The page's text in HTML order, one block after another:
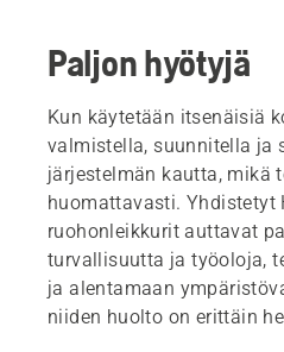
Paljon hyötyjä
Kun käytetään itsenäisiä
valmistella, suunnitella ja
järjestelmän kautta, mikä
huomattavasti. Yhdistetyt
ruohonleikkurit auttavat
turvallisuutta ja työoloja,
ja alentamaan
niiden huolto on erittäin